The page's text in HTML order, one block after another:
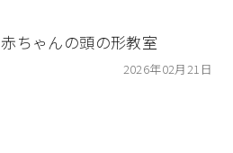
赤ちゃんの頭の形教室
2026年02月21日